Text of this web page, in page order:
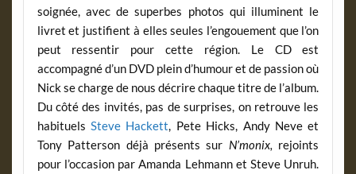
soignée, avec de superbes photos qui illuminent le
livret et justifient à elles seules l’engouement que l’on
peut ressentir pour cette région. Le CD est
accompagné d’un DVD plein d’humour et de passion où
Nick se charge de nous décrire chaque titre de l’album.
Du côté des invités, pas de surprises, on retrouve les
habituels Steve Hackett, Pete Hicks, Andy Neve et
Tony Patterson déjà présents sur N’monix, rejoints
pour l’occasion par Amanda Lehmann et Steve Unruh.